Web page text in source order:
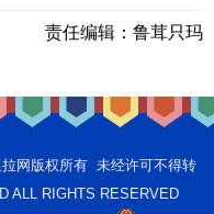
责任编辑： 鲁茸只玛
网版权所有 未经许可不得转
ALL RIGHTS RESERVED